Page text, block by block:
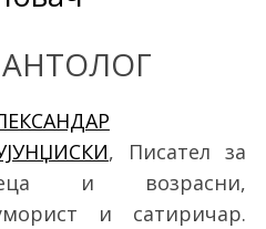
, Писател за
и возрасни,
и сатиричар.